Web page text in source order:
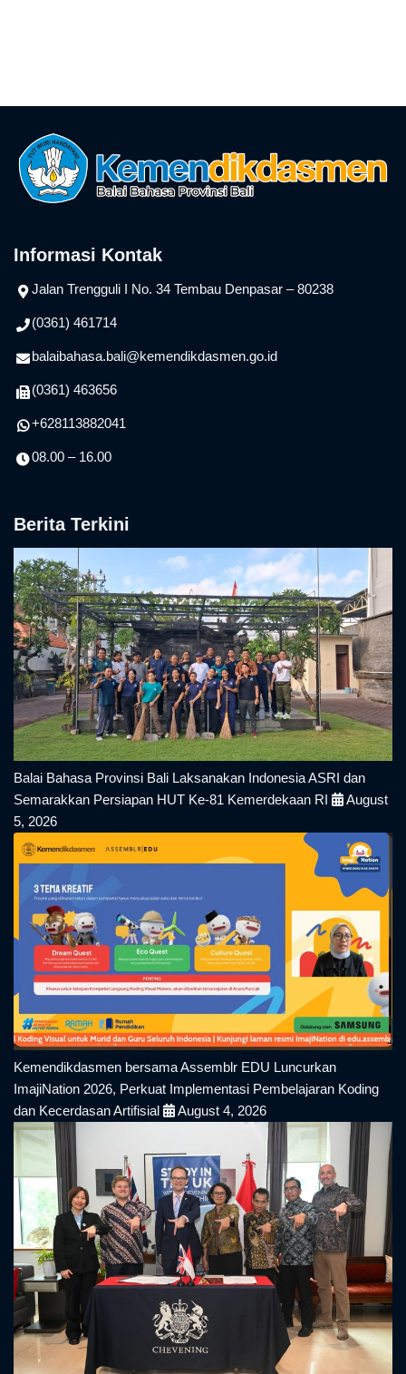
Informasi Kontak
Jalan Trengguli I No. 34 Tembau Denpasar – 80238
(0361) 461714
balaibahasa.bali@kemendikdasmen.go.id
(0361) 463656
+628113882041
08.00 – 16.00
Berita Terkini
Balai Bahasa Provinsi Bali Laksanakan Indonesia ASRI dan
Semarakkan Persiapan HUT Ke-81 Kemerdekaan RI
August
5, 2026
Kemendikdasmen bersama Assemblr EDU Luncurkan
ImajiNation 2026, Perkuat Implementasi Pembelajaran Koding
dan Kecerdasan Artifisial
August 4, 2026